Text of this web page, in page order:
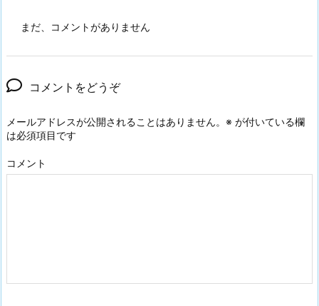
まだ、コメントがありません
コメントをどうぞ
メールアドレスが公開されることはありません。 ※ が付いている欄
は必須項目です
コメント